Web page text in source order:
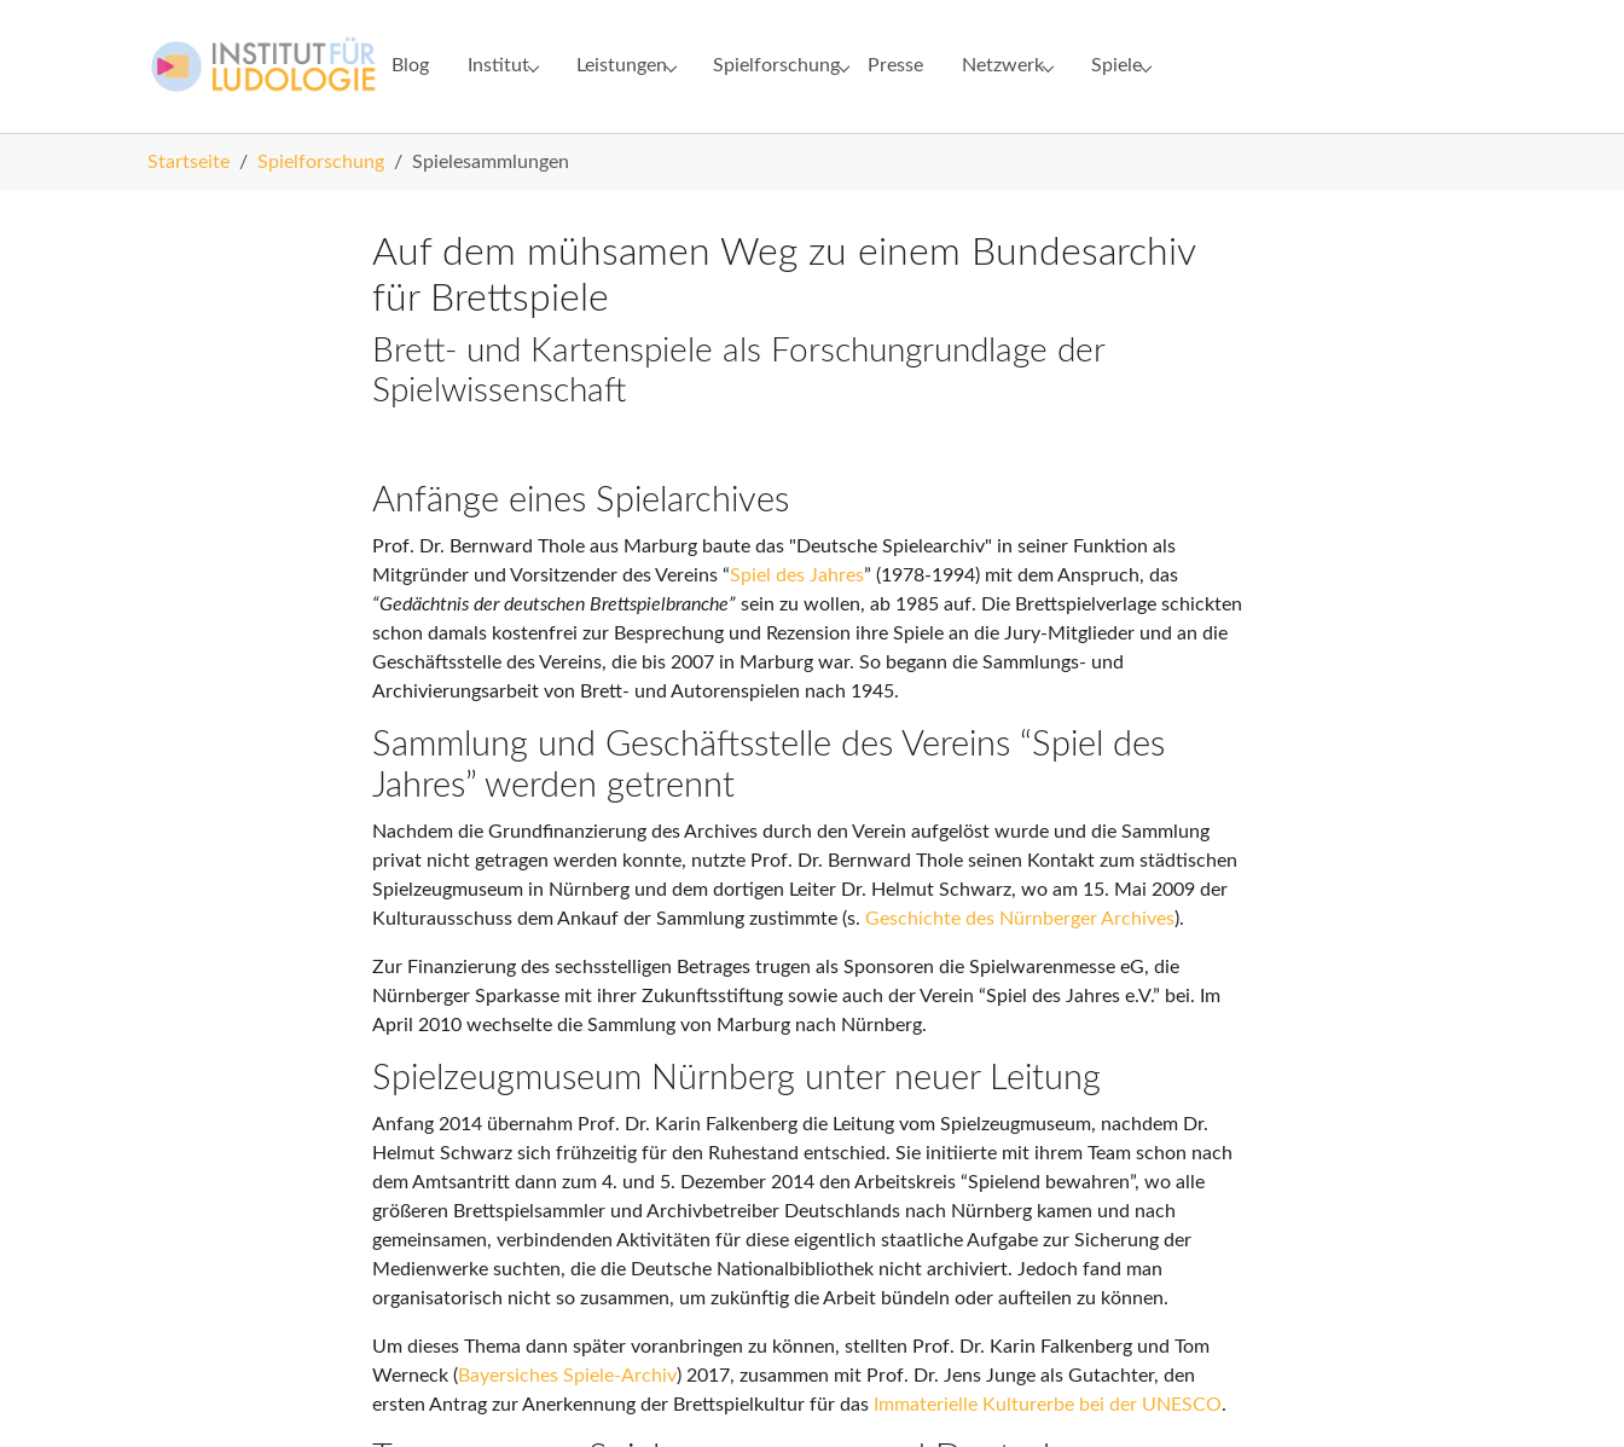
Blog Institut
Submenu for "Institut"
Leistungen
Submenu for "Leistungen"
Spielforschung
Submenu for "Spielforschung"
Presse Netzwerk
Submenu for "Netzwerk"
Spiele
Submenu for "Spiele"
Startseite
Spielforschung Spielesammlungen
Auf dem mühsamen Weg zu einem Bundesarchiv
für Brettspiele
Brett- und Kartenspiele als Forschungrundlage der
Spielwissenschaft
Anfänge eines Spielarchives
Prof. Dr. Bernward Thole aus Marburg baute das "Deutsche Spielearchiv" in seiner Funktion als
Mitgründer und Vorsitzender des Vereins “Spiel des Jahres” (1978-1994) mit dem Anspruch, das
“Gedächtnis der deutschen Brettspielbranche” sein zu wollen, ab 1985 auf. Die Brettspielverlage schickten
schon damals kostenfrei zur Besprechung und Rezension ihre Spiele an die Jury-Mitglieder und an die
Geschäftsstelle des Vereins, die bis 2007 in Marburg war. So begann die Sammlungs- und
Archivierungsarbeit von Brett- und Autorenspielen nach 1945.
Sammlung und Geschäftsstelle des Vereins “Spiel des
Jahres” werden getrennt
Nachdem die Grundfinanzierung des Archives durch den Verein aufgelöst wurde und die Sammlung
privat nicht getragen werden konnte, nutzte Prof. Dr. Bernward Thole seinen Kontakt zum städtischen
Spielzeugmuseum in Nürnberg und dem dortigen Leiter Dr. Helmut Schwarz, wo am 15. Mai 2009 der
Kulturausschuss dem Ankauf der Sammlung zustimmte (s. Geschichte des Nürnberger Archives).
Zur Finanzierung des sechsstelligen Betrages trugen als Sponsoren die Spielwarenmesse eG, die
Nürnberger Sparkasse mit ihrer Zukunftsstiftung sowie auch der Verein “Spiel des Jahres e.V.” bei. Im
April 2010 wechselte die Sammlung von Marburg nach Nürnberg.
Spielzeugmuseum Nürnberg unter neuer Leitung
Anfang 2014 übernahm Prof. Dr. Karin Falkenberg die Leitung vom Spielzeugmuseum, nachdem Dr.
Helmut Schwarz sich frühzeitig für den Ruhestand entschied. Sie initiierte mit ihrem Team schon nach
dem Amtsantritt dann zum 4. und 5. Dezember 2014 den Arbeitskreis “Spielend bewahren”, wo alle
größeren Brettspielsammler und Archivbetreiber Deutschlands nach Nürnberg kamen und nach
gemeinsamen, verbindenden Aktivitäten für diese eigentlich staatliche Aufgabe zur Sicherung der
Medienwerke suchten, die die Deutsche Nationalbibliothek nicht archiviert. Jedoch fand man
organisatorisch nicht so zusammen, um zukünftig die Arbeit bündeln oder aufteilen zu können.
Um dieses Thema dann später voranbringen zu können, stellten Prof. Dr. Karin Falkenberg und Tom
Werneck (Bayersiches Spiele-Archiv) 2017, zusammen mit Prof. Dr. Jens Junge als Gutachter, den
ersten Antrag zur Anerkennung der Brettspielkultur für das Immaterielle Kulturerbe bei der UNESCO.